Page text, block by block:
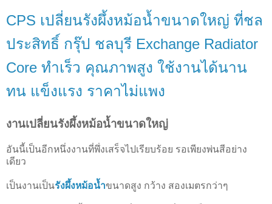
CPS เปลี่ยนรังผึ้งหม้อน้ำขนาดใหญ่ ที่ชล
ประสิทธิ์ กรุ๊ป ชลบุรี Exchange Radiator
Core ทำเร็ว คุณภาพสูง ใช้งานได้นาน
ทน แข็งแรง ราคาไม่แพง
งานเปลี่ยนรังผึ้งหม้อน้ำขนาดใหญ่
อันนี้เป็นอีกหนึ่งงานที่พึ่งเสร็จไปเรียบร้อย รอเพียงพ่นสีอย่าง
เดียว
เป็นงานเป็นรังผึ้งหม้อน้ำขนาดสูง กว้าง สองเมตรกว่าๆ